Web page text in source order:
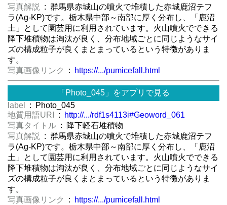
写真解説
: 群馬県赤城山の噴火で堆積した赤城鹿沼テフ
ラ(Ag-KP)です。栃木県中部～南部に厚く分布し、「鹿沼
土」として園芸用に利用されています。火山噴火でできる
降下堆積物は淘汰が良く、分布地域ごとに同じようなサイ
ズの構成粒子が良くまとまっているという特徴がありま
す。
写真画像リンク
: https://.../pumicefall.html
「Photo_045」をアプリで見る
label
: Photo_045
地質用語URI
:
http://.../rdf1s4113i#Geoword_061
写真タイトル : 降下軽石堆積物
写真解説
: 群馬県赤城山の噴火で堆積した赤城鹿沼テフ
ラ(Ag-KP)です。栃木県中部～南部に厚く分布し、「鹿沼
土」として園芸用に利用されています。火山噴火でできる
降下堆積物は淘汰が良く、分布地域ごとに同じようなサイ
ズの構成粒子が良くまとまっているという特徴がありま
す。
写真画像リンク
: https://.../pumicefall.html